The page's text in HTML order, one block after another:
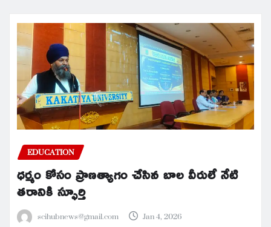
EDUCATION
ధర్మం కోసం ప్రాణత్యాగం చేసిన బాల వీరులే నేటి
తరానికి స్ఫూర్తి
scihubnews@gmail.com Jan 4, 2026